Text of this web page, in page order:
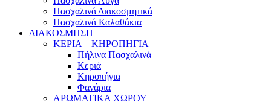
Πασχαλινά Διακοσμητικά
Πασχαλινά Καλαθάκια
ΔΙΑΚΟΣΜΗΣΗ
ΚΕΡΙΑ – ΚΗΡΟΠΗΓΙΑ
Πήλινα Πασχαλινά
Κεριά
Κηροπήγια
Φανάρια
ΑΡΩΜΑΤΙΚΑ ΧΩΡΟΥ